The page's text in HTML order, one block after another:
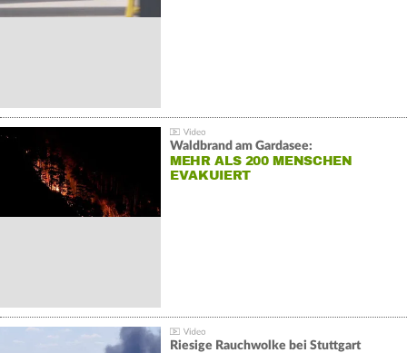
Waldbrand am Gardasee:
MEHR ALS 200 MENSCHEN
EVAKUIERT
Riesige Rauchwolke bei Stuttgart